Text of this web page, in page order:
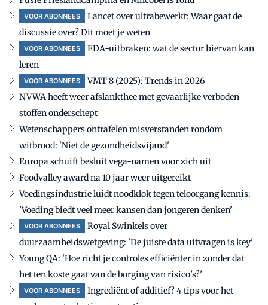
VOOR ABONNEES
Lancet over ultrabewerkt: Waar gaat de
discussie over? Dit moet je weten
VOOR ABONNEES
FDA-uitbraken: wat de sector hiervan kan
leren
VOOR ABONNEES
VMT 8 (2025): Trends in 2026
NVWA heeft weer afslankthee met gevaarlijke verboden
stoffen onderschept
Wetenschappers ontrafelen misverstanden rondom
witbrood: 'Niet de gezondheidsvijand'
Europa schuift besluit vega-namen voor zich uit
Foodvalley award na 10 jaar weer uitgereikt
Voedingsindustrie luidt noodklok tegen teloorgang kennis:
'Voeding biedt veel meer kansen dan jongeren denken'
VOOR ABONNEES
Royal Swinkels over
duurzaamheidswetgeving: 'De juiste data uitvragen is key'
Young QA: 'Hoe richt je controles efficiënter in zonder dat
het ten koste gaat van de borging van risico's?'
VOOR ABONNEES
Ingrediënt of additief? 4 tips voor het